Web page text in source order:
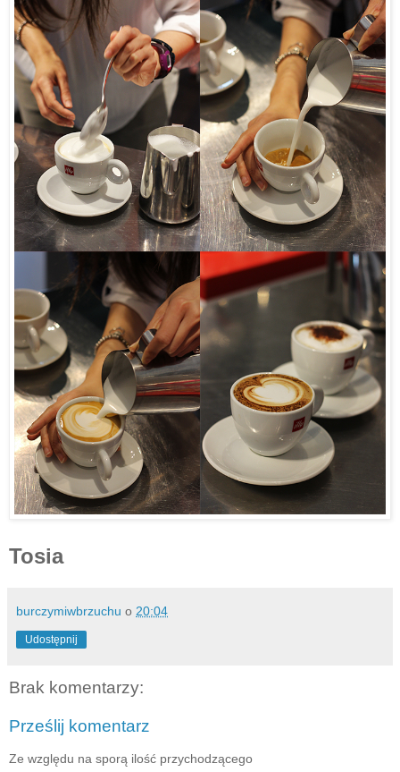
Tosia
burczymiwbrzuchu o 20:04
Udostępnij
Brak komentarzy:
Prześlij komentarz
Ze względu na sporą ilość przychodzącego